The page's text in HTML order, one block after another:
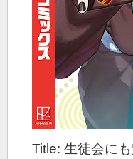
Title: 生徒会に